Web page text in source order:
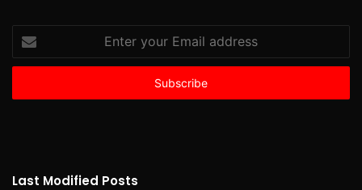
your
Email
Last Modified Posts